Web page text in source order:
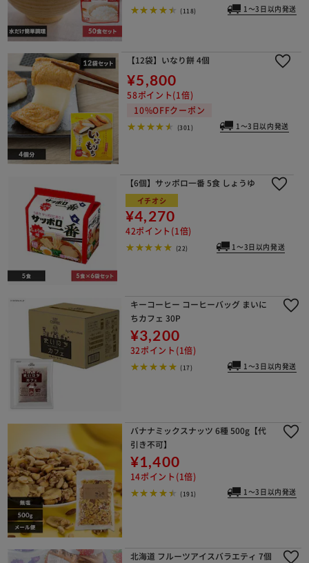
(118) 1～3日以内発送
【12袋】いなり餅 4個
¥5,800
58ポイント(1倍)
10%OFFクーポン
(301) 1～3日以内発送
【6個】サッポロ一番 5食 しょうゆ
イチオシ
¥4,270
42ポイント(1倍)
(22) 1～3日以内発送
キーコーヒー コーヒーバッグ まいに
ちカフェ 30P
¥3,200
32ポイント(1倍)
(17) 1～3日以内発送
バナナミックスナッツ 6種 500g【代
引き不可】
¥1,400
14ポイント(1倍)
(191) 1～3日以内発送
北海道 フルーツアイスバラエティ 7個